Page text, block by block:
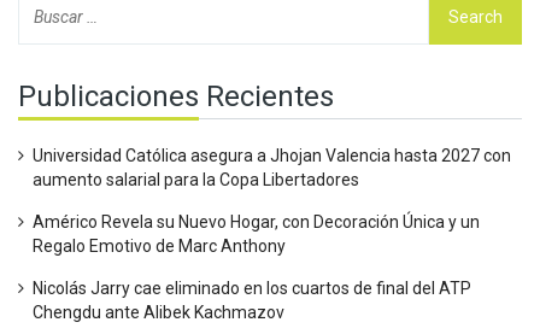
Publicaciones Recientes
Universidad Católica asegura a Jhojan Valencia hasta 2027 con
aumento salarial para la Copa Libertadores
Américo Revela su Nuevo Hogar, con Decoración Única y un
Regalo Emotivo de Marc Anthony
Nicolás Jarry cae eliminado en los cuartos de final del ATP
Chengdu ante Alibek Kachmazov